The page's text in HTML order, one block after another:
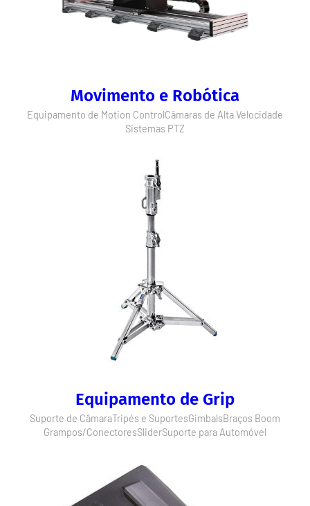
Movimento e Robótica
Equipamento de Motion ControlCâmaras de Alta Velocidade
Sistemas PTZ
Equipamento de Grip
Suporte de CâmaraTripés e SuportesGimbalsBraços Boom
Grampos/ConectoresSliderSuporte para Automóvel